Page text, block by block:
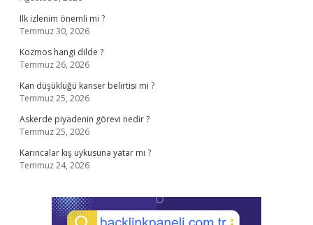
Ilk izlenim önemli mi ?
Temmuz 30, 2026
Kozmos hangi dilde ?
Temmuz 26, 2026
Kan düşüklüğü kanser belirtisi mi ?
Temmuz 25, 2026
Askerde piyadenin görevi nedir ?
Temmuz 25, 2026
Karıncalar kış uykusuna yatar mı ?
Temmuz 24, 2026